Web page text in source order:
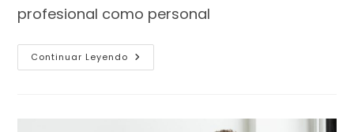
profesional como personal
Continuar Leyendo